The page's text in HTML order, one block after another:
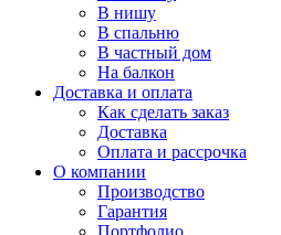
В нишу
В спальню
В частный дом
На балкон
Доставка и оплата
Как сделать заказ
Доставка
Оплата и рассрочка
О компании
Производство
Гарантия
Портфолио